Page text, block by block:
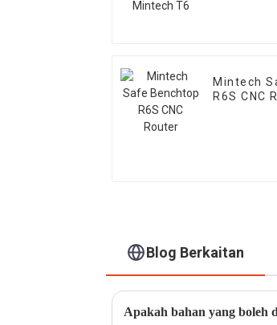
Mintech
R6S CNC
Blog Berkaitan
Apakah bahan yang boleh